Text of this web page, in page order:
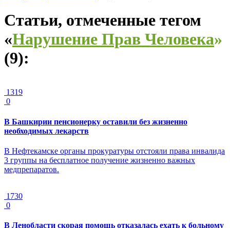
Статьи, отмеченные тегом
«Нарушение Прав Человека»
(9):
1319
0
В Башкирии пенсионерку оставили без жизненно
необходимых лекарств
В Нефтекамске органы прокуратуры отстояли права инвалида
3 группы на бесплатное получение жизненно важных
медпрепаратов.
1730
0
В Ленобласти скорая помощь отказалась ехать к больному